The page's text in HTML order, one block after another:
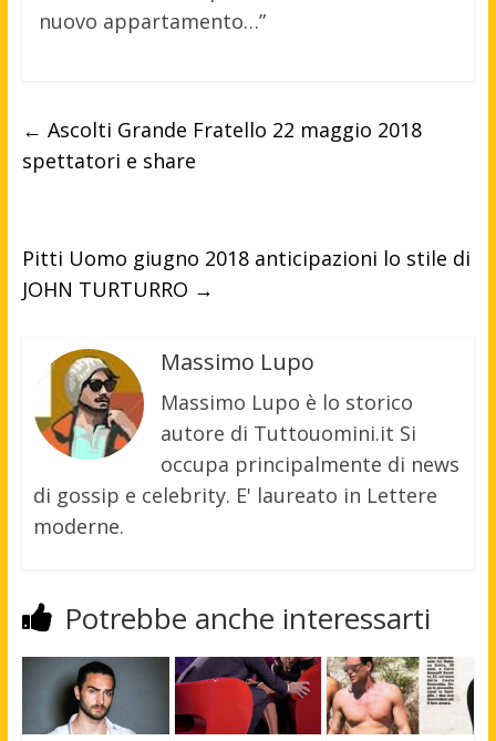
nuovo appartamento…”
← Ascolti Grande Fratello 22 maggio 2018
spettatori e share
Pitti Uomo giugno 2018 anticipazioni lo stile di
JOHN TURTURRO →
Massimo Lupo
Massimo Lupo è lo storico
autore di Tuttouomini.it Si
occupa principalmente di news
di gossip e celebrity. E' laureato in Lettere
moderne.
Potrebbe anche interessarti